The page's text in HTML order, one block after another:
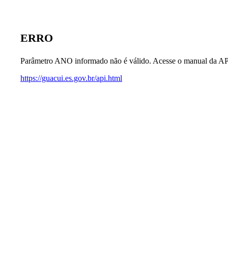
ERRO
Parâmetro ANO informado não é válido. Acesse o manual da
https://guacui.es.gov.br/api.html